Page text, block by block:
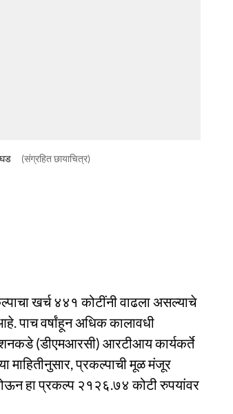
(संग्रहित छायाचित्र)
खर्च ४४१ कोटींनी वाढला असल्याचे
पाच वर्षांहून अधिक कालावधी
(डीएमआरसी) आरटीआय कार्यकर्ते
माहितीनुसार, प्रकल्पाची मूळ मंजूर
हा प्रकल्प २१२६.७४ कोटी रुपयांवर